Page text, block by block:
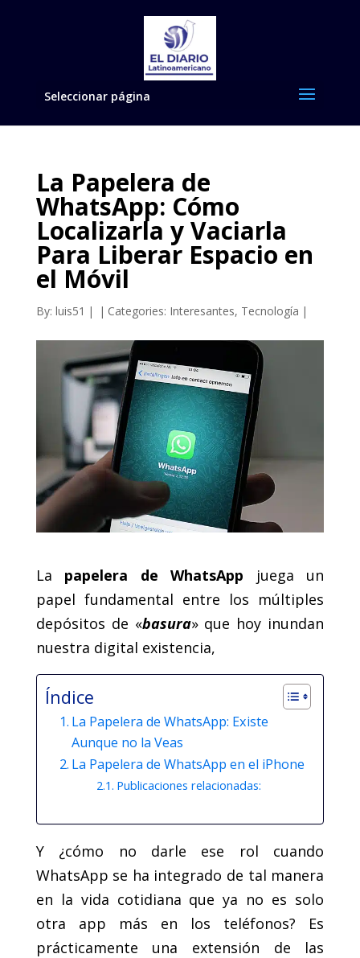
Seleccionar página
La Papelera de
WhatsApp: Cómo
Localizarla y Vaciarla
Para Liberar Espacio en
el Móvil
By: luis51 | | Categories: Interesantes, Tecnología |
La papelera de WhatsApp juega un
papel fundamental entre los múltiples
depósitos de «basura» que hoy inundan
nuestra digital existencia,
Índice
La Papelera de WhatsApp: Existe
Aunque no la Veas
La Papelera de WhatsApp en el iPhone
Publicaciones relacionadas:
Y ¿cómo no darle ese rol cuando
WhatsApp se ha integrado de tal manera
en la vida cotidiana que ya no es solo
otra app más en los teléfonos? Es
prácticamente una extensión de las